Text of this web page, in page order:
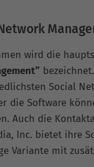
wird die
Social
die Software
Auch die
Inc. bietet ihre
Variante mit